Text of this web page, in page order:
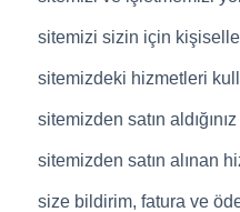
sitemizi sizin için
sitemizdeki hizmetleri
sitemizden satın
sitemizden satın alınan
size bildirim, fatura ve